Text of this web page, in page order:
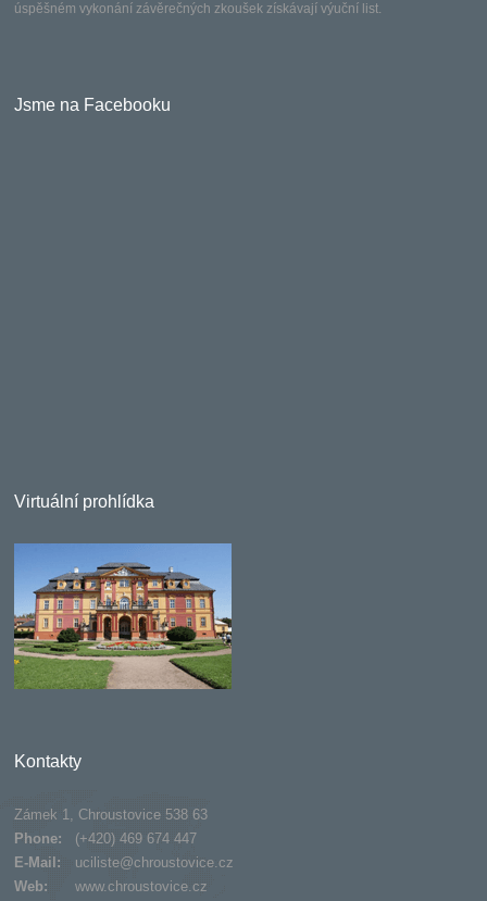
úspěšném vykonání závěrečných zkoušek získávají výuční list.
Jsme na Facebooku
Virtuální prohlídka
Kontakty
Zámek 1, Chroustovice 538 63
Phone:
(+420) 469 674 447
E-Mail:
uciliste@chroustovice.cz
Web:
www.chroustovice.cz